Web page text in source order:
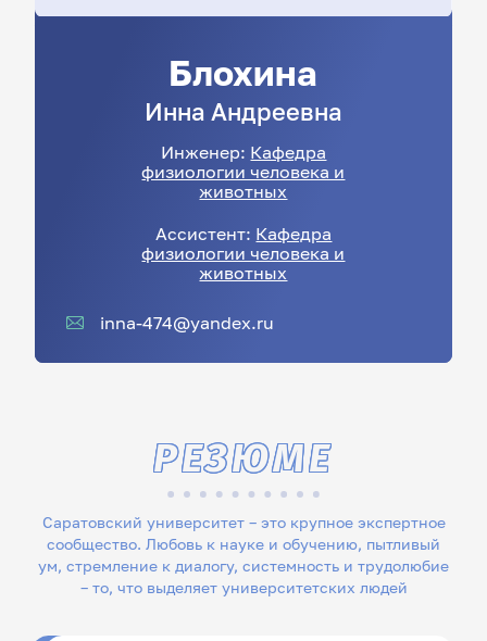
Блохина
Инна Андреевна
Инженер: Кафедра
физиологии человека и
животных
Ассистент: Кафедра
физиологии человека и
животных
inna-474@yandex.ru
Саратовский университет – это крупное экспертное
сообщество. Любовь к науке и обучению, пытливый
ум, стремление к диалогу, системность и трудолюбие
– то, что выделяет университетских людей
РЕЗЮМЕ